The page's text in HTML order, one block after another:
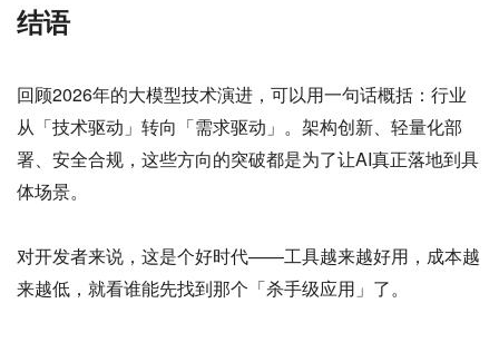
结语
回顾2026年的大模型技术演进，可以用一句话概括：行业
从「技术驱动」转向「需求驱动」。架构创新、轻量化部
署、安全合规，这些方向的突破都是为了让AI真正落地到具
体场景。
对开发者来说，这是个好时代——工具越来越好用，成本越
来越低，就看谁能先找到那个「杀手级应用」了。